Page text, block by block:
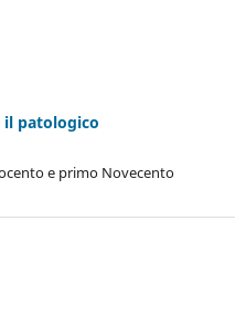
il patologico
e primo Novecento